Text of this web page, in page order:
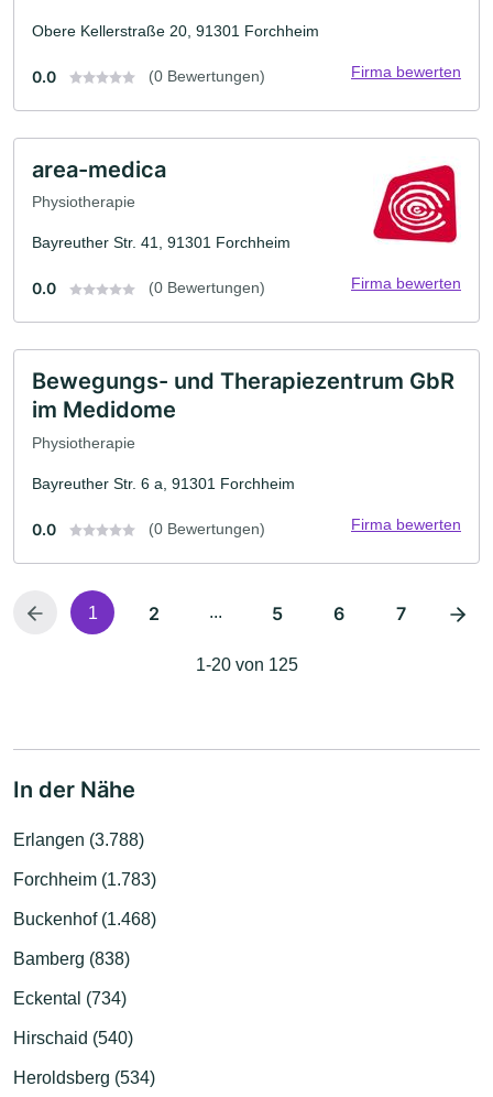
Obere Kellerstraße 20, 91301 Forchheim
0.0 (0 Bewertungen) Firma bewerten
area-medica
Physiotherapie
Bayreuther Str. 41, 91301 Forchheim
0.0 (0 Bewertungen) Firma bewerten
Bewegungs- und Therapiezentrum GbR
im Medidome
Physiotherapie
Bayreuther Str. 6 a, 91301 Forchheim
0.0 (0 Bewertungen) Firma bewerten
1 2 ... 5 6 7
1-20 von 125
In der Nähe
Erlangen (3.788)
Forchheim (1.783)
Buckenhof (1.468)
Bamberg (838)
Eckental (734)
Hirschaid (540)
Heroldsberg (534)